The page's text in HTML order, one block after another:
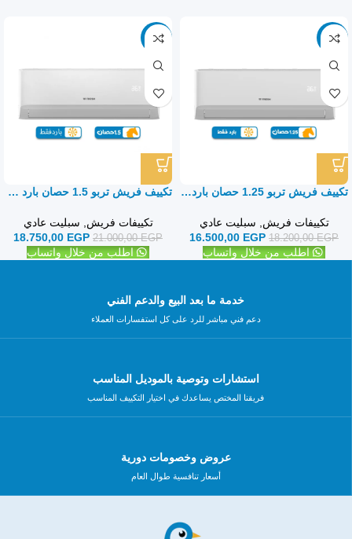
-9%
تكييف فريش تربو 1.25 حصان بارد فقط – سبليت
تكييفات فريش, سبليت عادي
18.200,00EGP
16.500,00 EGP
اطلب من خلال واتساب
-11%
تكييف فريش تربو 1.5 حصان بارد فقط – سبليت
تكييفات فريش, سبليت عادي
21.000,00EGP
18.750,00 EGP
اطلب من خلال واتساب
خدمة ما بعد البيع والدعم الفني
دعم فني مباشر للرد على كل استفسارات العملاء
استشارات وتوصية بالموديل المناسب
فريقنا المختص يساعدك في اختيار التكييف المناسب
عروض وخصومات دورية
أسعار تنافسية طوال العام